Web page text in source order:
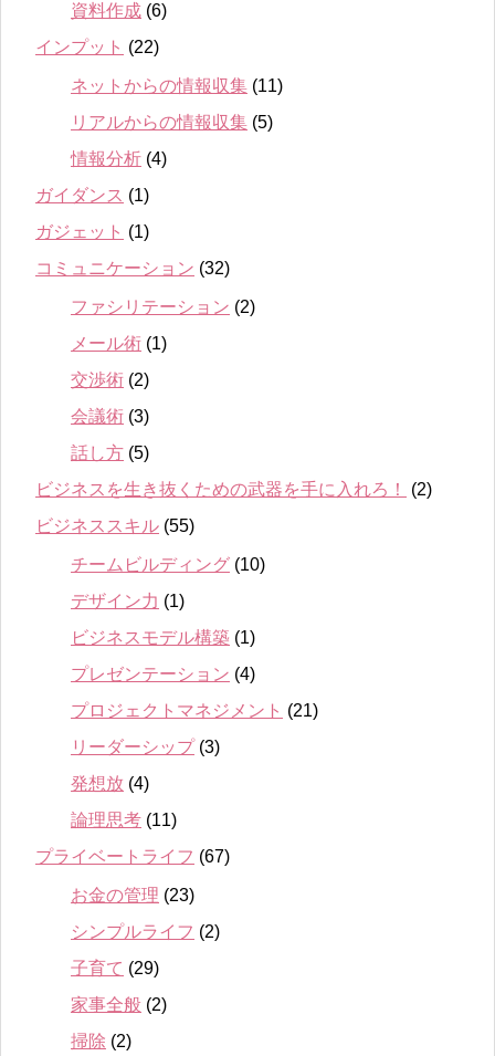
資料作成 (6)
インプット (22)
ネットからの情報収集 (11)
リアルからの情報収集 (5)
情報分析 (4)
ガイダンス (1)
ガジェット (1)
コミュニケーション (32)
ファシリテーション (2)
メール術 (1)
交渉術 (2)
会議術 (3)
話し方 (5)
ビジネスを生き抜くための武器を手に入れろ！
(2)
ビジネススキル (55)
チームビルディング (10)
デザイン力 (1)
ビジネスモデル構築 (1)
プレゼンテーション (4)
プロジェクトマネジメント (21)
リーダーシップ(3)
発想放 (4)
論理思考 (11)
プライベートライフ (67)
お金の管理 (23)
シンプルライフ (2)
子育て (29)
家事全般 (2)
掃除 (2)